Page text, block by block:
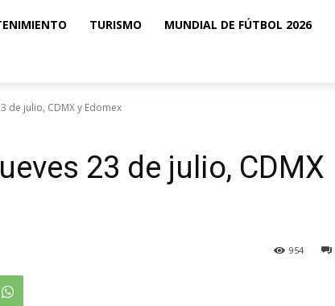
TURISMO MUNDIAL DE FÚTBOL 2026
de julio, CDMX y Edomex
23 de julio, CDMX
954